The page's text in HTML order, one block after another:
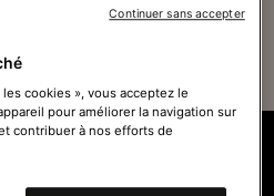
cookies », vous acceptez le
pour améliorer la navigation sur
contribuer à nos efforts de
Continuer sans accepter